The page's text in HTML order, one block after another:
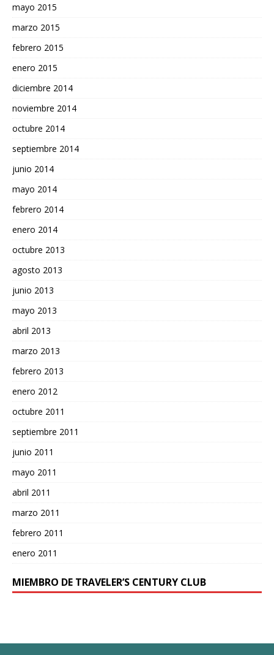
mayo 2015
marzo 2015
febrero 2015
enero 2015
diciembre 2014
noviembre 2014
octubre 2014
septiembre 2014
junio 2014
mayo 2014
febrero 2014
enero 2014
octubre 2013
agosto 2013
junio 2013
mayo 2013
abril 2013
marzo 2013
febrero 2013
enero 2012
octubre 2011
septiembre 2011
junio 2011
mayo 2011
abril 2011
marzo 2011
febrero 2011
enero 2011
MIEMBRO DE TRAVELER’S CENTURY CLUB